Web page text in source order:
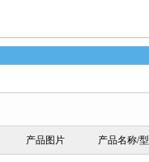
产品图片 产品名称/